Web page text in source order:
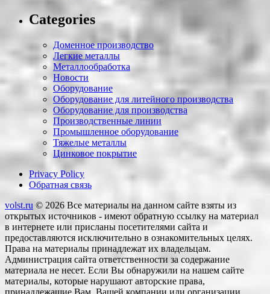
Categories
Доменное производство
Легкие металлы
Металлообработка
Новости
Оборудование
Оборудование для литейного производства
Оборудование для производства
Производственные линии
Промышленное оборудование
Тяжелые металлы
Цинковое покрытие
Privacy Policy
Обратная связь
volst.ru © 2026 Все материалы на данном сайте взяты из
открытых источников - имеют обратную ссылку на материал
в интернете или присланы посетителями сайта и
предоставляются исключительно в ознакомительных целях.
Права на материалы принадлежат их владельцам.
Администрация сайта ответственности за содержание
материала не несет. Если Вы обнаружили на нашем сайте
материалы, которые нарушают авторские права,